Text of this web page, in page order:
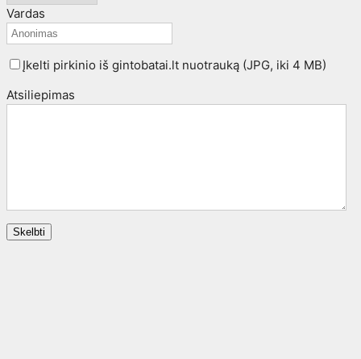
Vardas
Įkelti pirkinio iš gintobatai.lt nuotrauką (JPG, iki 4 MB)
Atsiliepimas